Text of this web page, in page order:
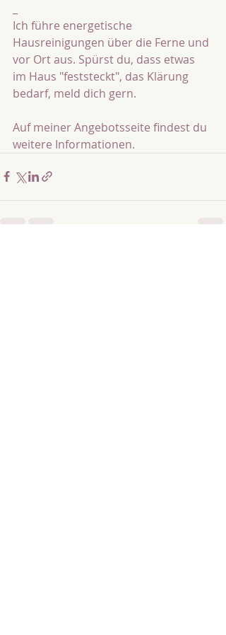
Ich führe energetische
Hausreinigungen über die Ferne und
vor Ort aus. Spürst du, dass etwas
im Haus "feststeckt", das Klärung
bedarf, meld dich gern.
Auf meiner Angebotsseite findest du
weitere Informationen.